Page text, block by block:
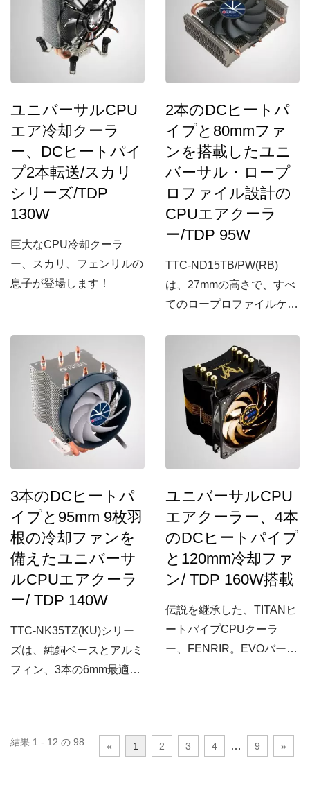
TITAN...
に伝達し、ヒートシンクの
効率を大幅に向上させま
す。さらに、デュアル冷却
ファンを装備するための振
シリコンロッドも含まれて
います。ほとんどのIntelお
よびAMDプラットフォー
ムとの互換性があります。
ユニバーサルCPU
エア冷却クーラ
ー、DCヒートパイ
プ2本転送/スカリ
シリーズ/TDP
130W
巨大なCPU冷却クーラ
ー、スカリ、フェンリルの
息子が登場します！
2本のDCヒートパ
イプと80mmファ
ンを搭載したユニ
バーサル・ロープ
ロファイル設計の
CPUエアクーラ
ー/TDP 95W
TTC-ND15TB/PW(RB)
は、27mmの高さで、すべ
てのロープロファイルケー
です。2本の6mm最適化さ
れた直接接触ヒートパイプ
（TDP...
3本のDCヒートパ
イプと95mm 9枚羽
根の冷却ファンを
備えたユニバーサ
ルCPUエアクーラ
ー/ TDP 140W
TTC-NK35TZ(KU)シリー
ズは、純銅ベースとアルミ
フィン、3本の6mm最適化
ユニバーサルCPU
エアクーラー、4本
のDCヒートパイプ
と120mm冷却ファ
ン/ TDP 160W搭載
伝説を継承した、TITANヒ
ートパイプCPUクーラ
ー、FENRIR。EVOバージ
結果 1 - 12 の 98 « 1 2 3 4 … 9 »